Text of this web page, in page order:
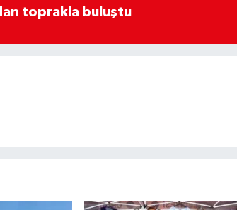
toprakla buluştu